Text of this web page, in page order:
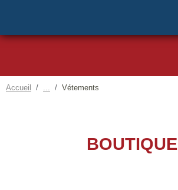
Accueil Vétements
BOUTIQUE